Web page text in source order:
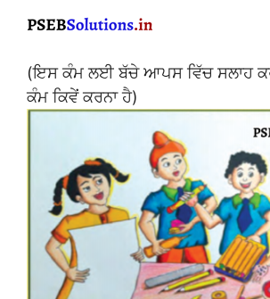
(ਇਸ ਕੰਮ ਲਈ ਬੱਚੇ ਆਪਸ ਵਿੱਚ ਸਲਾਹ
ਕੰਮ ਕਿਵੇਂ ਕਰਨਾ ਹੈ)